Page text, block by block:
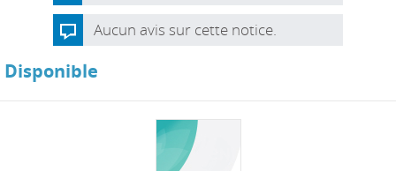
Aucun avis sur cette notice.
Disponible